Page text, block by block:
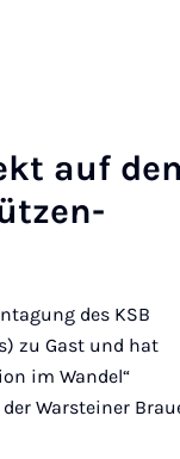
auf
des KSB
zu Gast und hat
im Wandel“
Warsteiner